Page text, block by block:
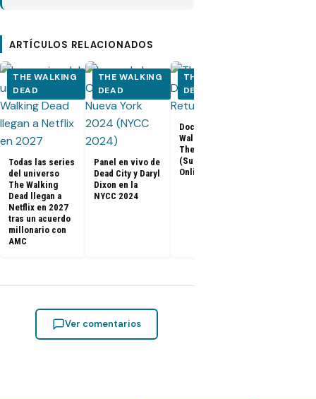
ARTÍCULOS RELACIONADOS
THE WALKING
DEAD
Todas las series
del universo
The Walking
Dead llegan a
Netflix en 2027
tras un acuerdo
millonario con
AMC
THE WALKING
DEAD
Panel en vivo de
Dead City y Daryl
Dixon en la
NYCC 2024
THE WALKING
DEAD
Documental The
Walking Dead:
The Return
(Subtitulado
Online)
Ver comentarios